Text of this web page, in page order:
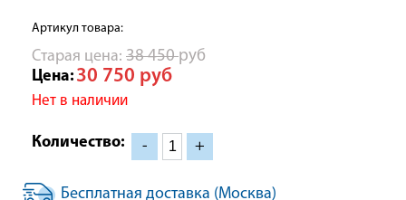
Артикул товара:
Cтарая цена: 38 450руб
Цена: 30 750 руб
Нет в наличии
Количество: - +
Бесплатная доставка (Москва)